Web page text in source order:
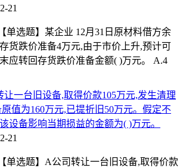
21
单选题】某企业 12月31日原材料借方余
货跌价准备4万元,由于市价上升,预计可
应转回存货跌价准备金额( )万元。 A.4
让一台旧设备,取得价款105万元,发生清理
值为160万元,已提折旧50万元。假定不
设备影响当期损益的金额为( )万元。
21
单选题】A公司转让一台旧设备,取得价款